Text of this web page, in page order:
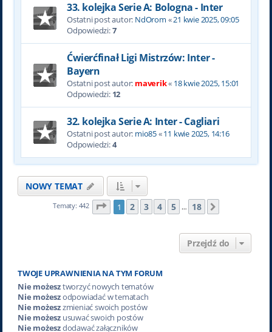
33. kolejka Serie A: Bologna - Inter
Ostatni post autor: NdOrom «21 kwie 2025, 09:05
Odpowiedzi:7
Ćwierćfinał Ligi Mistrzów: Inter -
Bayern
Ostatni post autor: maverik« 18 kwie 2025, 15:01
Odpowiedzi: 12
32. kolejka Serie A: Inter - Cagliari
Ostatni post autor: mio85«11 kwie 2025, 14:16
Odpowiedzi:4
NOWY TEMAT
Tematy: 442 Strona z 18
1 2 3 4 5 … 18
Przejdź do
TWOJE UPRAWNIENIA NA TYM FORUM
Nie możesztworzyć nowych tematów
Nie możeszodpowiadać w tematach
Nie możeszzmieniać swoich postów
Nie możeszusuwać swoich postów
Nie możeszdodawać załączników